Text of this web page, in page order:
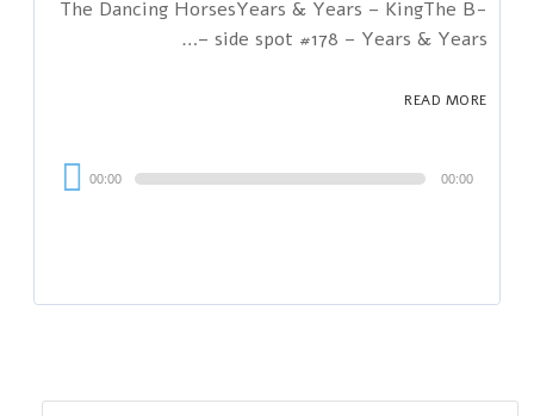
The Dancing HorsesYears & Years – KingThe B-
side spot #178 – Years & Years –…
READ MORE
00:00 00:00